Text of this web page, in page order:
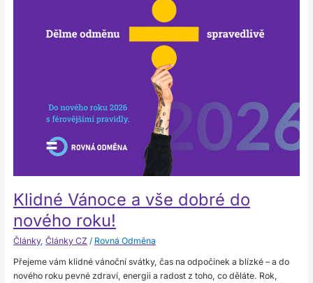
Klidné Vánoce a vše dobré do
nového roku!
Články, Články CZ / Rovná Odměna
Přejeme vám klidné vánoční svátky, čas na odpočinek a blízké – a do
nového roku pevné zdraví, energii a radost z toho, co děláte. Rok,